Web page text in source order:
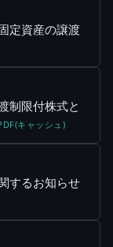
定資産の譲渡
制限付株式と
キャッシュ)
するお知らせ